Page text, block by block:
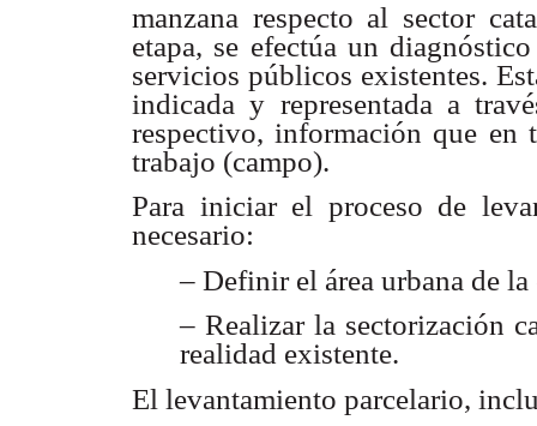
manzana respecto al sector
etapa, se efectúa un
servicios públicos existentes.
indicada y representada a
respectivo, información que
trabajo (campo).
Para iniciar el proceso de
necesario:
– Definir el área urbana de
– Realizar la sectorización
realidad existente.
El levantamiento parcelario,